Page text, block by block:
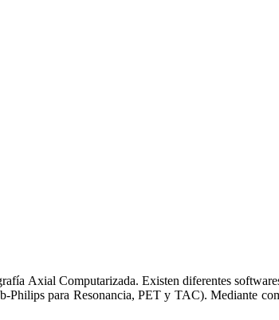
Axial Computarizada. Existen diferentes
para Resonancia, PET y TAC). Mediante